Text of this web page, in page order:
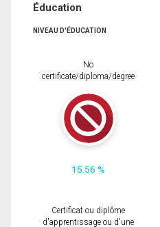
Éducation
NIVEAU D'ÉDUCATION
No
certificate/diploma/degree
15.56 %
Certificat ou diplôme
d'apprentissage ou d'une